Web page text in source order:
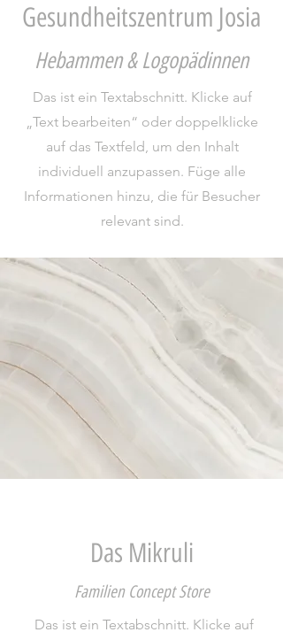
Gesundheitszentrum Josia
Hebammen & Logopädinnen
Das ist ein Textabschnitt. Klicke auf
„Text bearbeiten“ oder doppelklicke
auf das Textfeld, um den Inhalt
individuell anzupassen. Füge alle
Informationen hinzu, die für Besucher
relevant sind.
Das Mikruli
Familien Concept Store
Das ist ein Textabschnitt. Klicke auf